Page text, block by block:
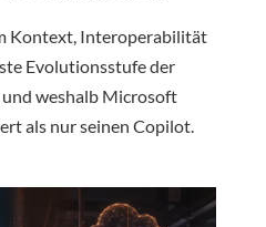
Kontext, Interoperabilität
Evolutionsstufe der
weshalb Microsoft
als nur seinen Copilot.